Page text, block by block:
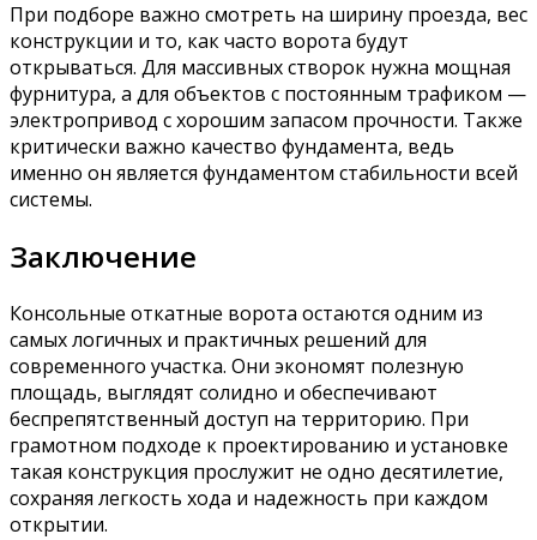
При подборе важно смотреть на ширину проезда, вес
конструкции и то, как часто ворота будут
открываться. Для массивных створок нужна мощная
фурнитура, а для объектов с постоянным трафиком —
электропривод с хорошим запасом прочности. Также
критически важно качество фундамента, ведь
именно он является фундаментом стабильности всей
системы.
Заключение
Консольные откатные ворота остаются одним из
самых логичных и практичных решений для
современного участка. Они экономят полезную
площадь, выглядят солидно и обеспечивают
беспрепятственный доступ на территорию. При
грамотном подходе к проектированию и установке
такая конструкция прослужит не одно десятилетие,
сохраняя легкость хода и надежность при каждом
открытии.